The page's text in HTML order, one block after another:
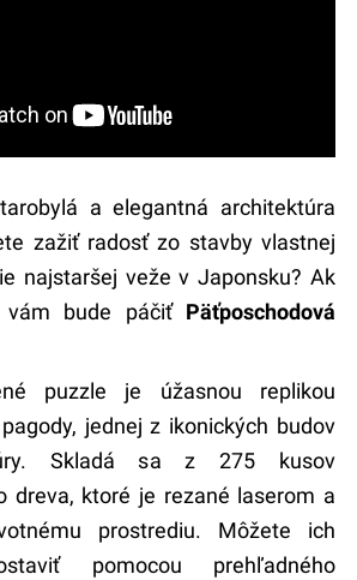
a elegantná architektúra
zažiť radosť zo stavby vlastnej
najstaršej veže v Japonsku? Ak
bude páčiť Päťposchodová
puzzle je úžasnou replikou
jednej z ikonických budov
Skladá sa z 275 kusov
dreva, ktoré je rezané laserom a
prostrediu. Môžete ich
pomocou prehľadného